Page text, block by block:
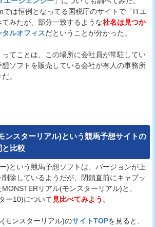
では恒例となってる国税庁のサイトで「ITエ
みたが、部分一致するような社名は見つか
タルオフィスだということが分かった。
ってことは、この場所に会社員が常駐してい
ソフトを販売している会社が有人の事務所
。
ンスターリアル)という競馬予想サイトの
と比較
)という競馬予想ソフトは、バージョンが上
除しているようだが、閉鎖直前にキャプッ
MONSTERリアル(モンスターリアル)と、
ー10)について見比べてみよう 。
モンスターリアル)のサイトTOPを見ると、